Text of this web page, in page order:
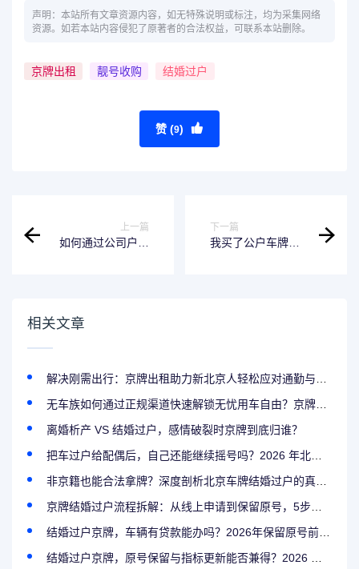
声明：本站所有文章资源内容，如无特殊说明或标注，均为采集网络
资源。如若本站内容侵犯了原著者的合法权益，可联系本站删除。
京牌出租 靓号收购 结婚过户
赞 (9)
上一篇
如何通过公司户获
下一篇
我买了公户车牌之
相关文章
解决刚需出行：京牌出租助力新北京人轻松应对通勤与家庭生活
无车族如何通过正规渠道快速解锁无忧用车自由？京牌出租靠谱吗？
离婚析产 VS 结婚过户，感情破裂时京牌到底归谁？
把车过户给配偶后，自己还能继续摇号吗？2026 年北京车牌结婚过户后的资格保留全解析
非京籍也能合法拿牌？深度剖析北京车牌结婚过户的真实条件，社保个税断缴还能办吗？
京牌结婚过户流程拆解：从线上申请到保留原号，5步完成夫妻变更
结婚过户京牌，车辆有贷款能办吗？2026年保留原号前，这步解押千万别忘
结婚过户京牌，原号保留与指标更新能否兼得？2026 年家庭资产配置最优解